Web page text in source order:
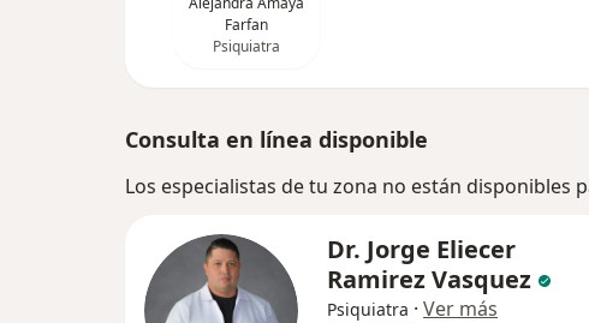
Farfan
Psiquiatra
Consulta en línea disponible
Los especialistas de tu zona no están disponibles
Dr. Jorge Eliecer
Ramirez Vasquez
Psiquiatra · Ver más